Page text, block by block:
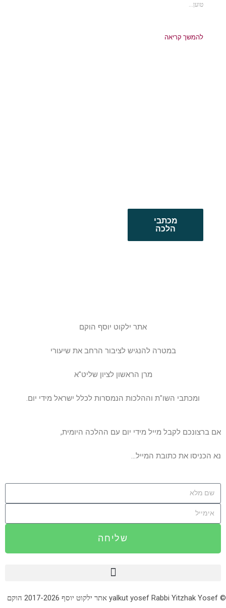
טוען...
להמשך קריאה
מכתבי
הלכה
אתר ילקוט יוסף הוקם
במטרה להנגיש לציבור הרחב את שיעורי
מרן הראשון לציון שליט"א
ומכתבי השו"ת וההלכות הנמסרות לכלל ישראל מידי יום.
אם ברצונכם לקבל מייל מידי יום עם ההלכה היומית,
נא הכניסו את כתובת המייל…
שליחה
© yalkut yosef Rabbi Yitzhak Yosef אתר ילקוט יוסף 2017-2026 הוקם